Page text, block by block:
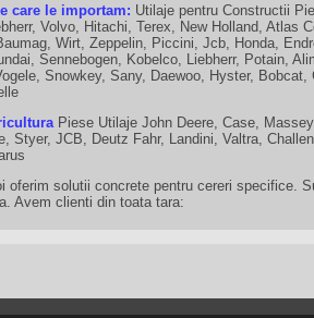
care le importam: Utilaje pentru Constructii
Volvo, Hitachi, Terex, New Holland, Atlas
Wirt, Zeppelin, Piccini, Jcb, Honda,
Sennebogen, Kobelco, Liebherr, Potain,
Snowkey, Sany, Daewoo, Hyster, Bobcat,
Piese Utilaje John Deere, Case,
Styer, JCB, Deutz Fahr, Landini, Valtra,
oferim solutii concrete pentru cereri specifice.
Avem clienti din toata tara: